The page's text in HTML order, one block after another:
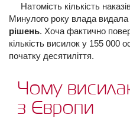
Натомість кількість
Минулого року влада
рішень. Хоча фактично
кількість висилок у 155 000
початку десятиліття.
Чому
з Європи